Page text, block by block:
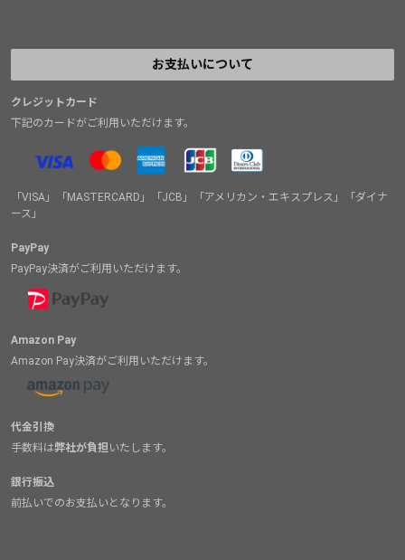
お支払いについて
クレジットカード
下記のカードがご利用いただけます。
「VISA」「MASTERCARD」「JCB」「アメリカン・エキスプレス」「ダイナ
ース」
PayPay
PayPay決済がご利用いただけます。
Amazon Pay
Amazon Pay決済がご利用いただけます。
代金引換
手数料は弊社が負担いたします。
銀行振込
前払いでのお支払いとなります。